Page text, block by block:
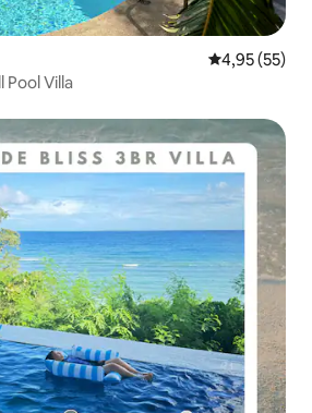
4,95 av 5 i
4,95 (55)
Pool Villa